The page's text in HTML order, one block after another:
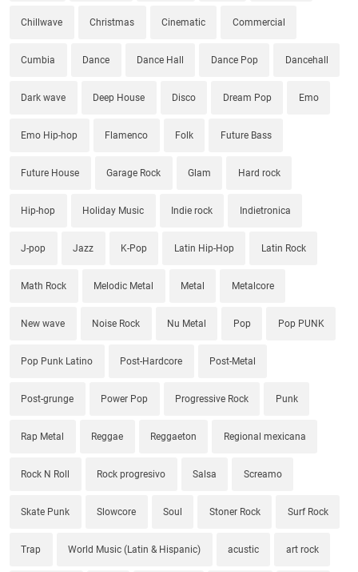
Chillwave Christmas Cinematic Commercial
Cumbia Dance Dance Hall Dance Pop Dancehall
Dark wave Deep House Disco Dream Pop Emo
Emo Hip-hop Flamenco Folk Future Bass
Future House Garage Rock Glam Hard rock
Hip-hop Holiday Music Indie rock Indietronica
J-pop Jazz K-Pop Latin Hip-Hop Latin Rock
Math Rock Melodic Metal Metal Metalcore
New wave Noise Rock Nu Metal Pop Pop PUNK
Pop Punk Latino Post-Hardcore Post-Metal
Post-grunge Power Pop Progressive Rock Punk
Rap Metal Reggae Reggaeton Regional mexicana
Rock N Roll Rock progresivo Salsa Screamo
Skate Punk Slowcore Soul Stoner Rock Surf Rock
Trap World Music (Latin & Hispanic) acustic art rock